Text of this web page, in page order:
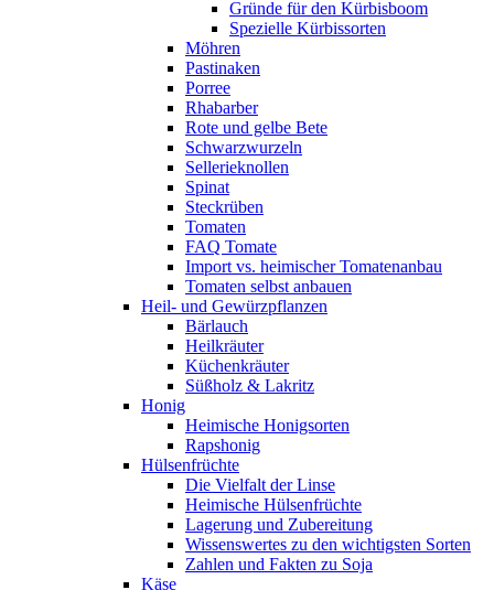
Gründe für den Kürbisboom
Spezielle Kürbissorten
Möhren
Pastinaken
Porree
Rhabarber
Rote und gelbe Bete
Schwarzwurzeln
Sellerieknollen
Spinat
Steckrüben
Tomaten
FAQ Tomate
Import vs. heimischer Tomatenanbau
Tomaten selbst anbauen
Heil- und Gewürzpflanzen
Bärlauch
Heilkräuter
Küchenkräuter
Süßholz & Lakritz
Honig
Heimische Honigsorten
Rapshonig
Hülsenfrüchte
Die Vielfalt der Linse
Heimische Hülsenfrüchte
Lagerung und Zubereitung
Wissenswertes zu den wichtigsten Sorten
Zahlen und Fakten zu Soja
Käse